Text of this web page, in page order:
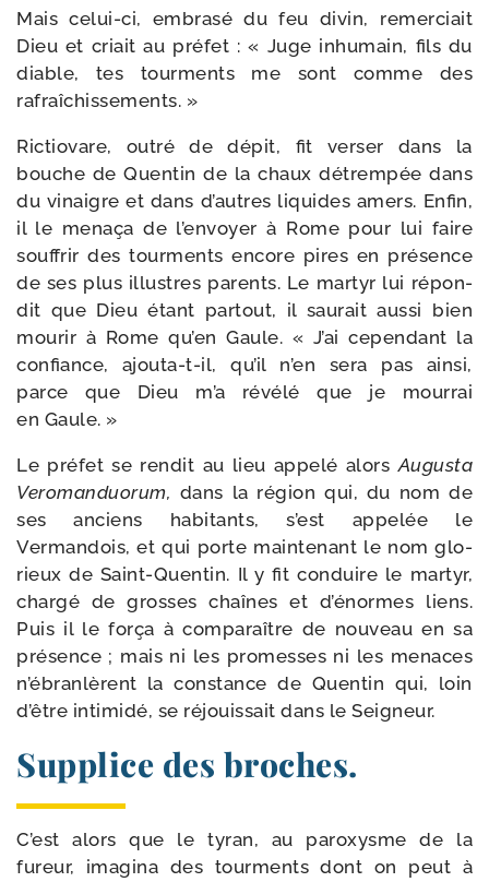
Mais celui-​ci, embra­sé du feu divin, remer­ciait
Dieu et criait au pré­fet : « Juge inhu­main, fils du
diable, tes tour­ments me sont comme des
rafraîchissements. »
Rictiovare, outré de dépit, fit ver­ser dans la
bouche de Quentin de la chaux détrem­pée dans
du vinaigre et dans d’autres liquides amers. Enfin,
il le mena­ça de l’envoyer à Rome pour lui faire
souf­frir des tour­ments encore pires en pré­sence
de ses plus illustres parents. Le mar­tyr lui répon­
dit que Dieu étant par­tout, il sau­rait aus­si bien
mou­rir à Rome qu’en Gaule. « J’ai cepen­dant la
con­fiance, ajouta-​t-​il, qu’il n’en sera pas ain­si,
parce que Dieu m’a révé­lé que je mour­rai
en Gaule. »
Le pré­fet se ren­dit au lieu appe­lé alorsAugusta
Veromanduorum, dans la région qui, du nom de
ses anciens habi­tants, s’est appe­lée le
Vermandois, et qui porte main­te­nant le nom glo­
rieux de Saint-​Quentin. Il y fit conduire le mar­tyr,
char­gé de grosses chaînes et d’énormes liens.
Puis il le for­ça à com­pa­raître de nou­veau en sa
pré­sence ; mais ni les pro­messes ni les menaces
n’ébranlèrent la constance de Quentin qui, loin
d’être inti­mi­dé, se réjouis­sait dans le Seigneur.
Supplice des broches.
C’est alors que le tyran, au paroxysme de la
fureur, ima­gi­na des tour­ments dont on peut à